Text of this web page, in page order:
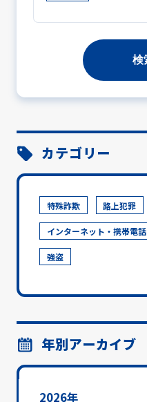
カテゴリー
特殊詐欺 路上犯罪
インターネット・携帯電話
強盗
年別アーカイブ
2026年